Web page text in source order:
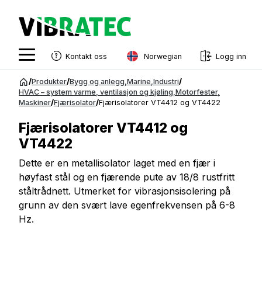
innhold
Kontakt oss Norwegian
English
Swedish
Estonian
Finnish
Danish
Logg inn
/Produkter/Bygg og anlegg Marine Industri/
HVAC – system varme, ventilasjon og kjøling Motorfester,
Maskiner/Fjærisolator/Fjærisolatorer VT4412 og VT4422
Fjærisolatorer VT4412 og
VT4422
Dette er en metallisolator laget med en fjær i
høyfast stål og en fjærende pute av 18/8 rustfritt
ståltrådnett. Utmerket for vibrasjonsisolering på
grunn av den svært lave egenfrekvensen på 6-8
Hz.